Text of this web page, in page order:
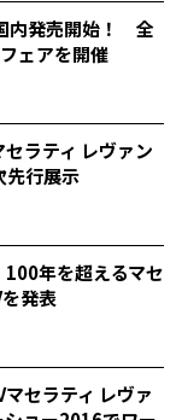
内発売開始！ 全
ェアを開催
ラティ レヴァン
先行展示
年を超えるマセ
発表
マセラティ レヴァ